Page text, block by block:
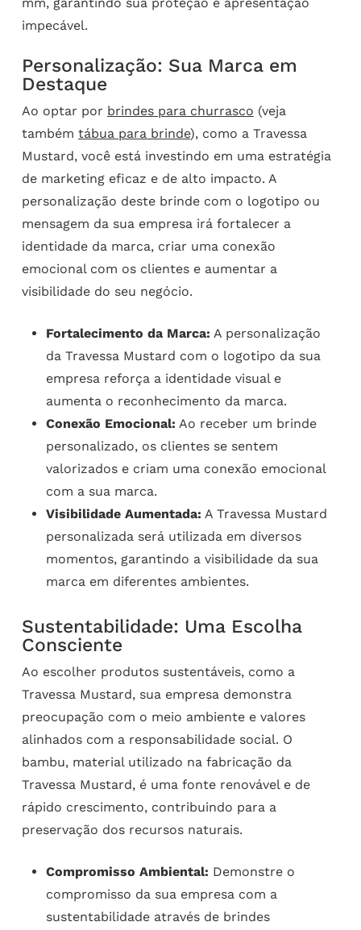
impecável.
Personalização: Sua Marca em
Destaque
Ao optar por brindes para churrasco (veja
também tábua para brinde), como a Travessa
Mustard, você está investindo em uma estratégia
de marketing eficaz e de alto impacto. A
personalização deste brinde com o logotipo ou
mensagem da sua empresa irá fortalecer a
identidade da marca, criar uma conexão
emocional com os clientes e aumentar a
visibilidade do seu negócio.
Fortalecimento da Marca: A personalização
da Travessa Mustard com o logotipo da sua
empresa reforça a identidade visual e
aumenta o reconhecimento da marca.
Conexão Emocional: Ao receber um brinde
personalizado, os clientes se sentem
valorizados e criam uma conexão emocional
com a sua marca.
Visibilidade Aumentada: A Travessa Mustard
personalizada será utilizada em diversos
momentos, garantindo a visibilidade da sua
marca em diferentes ambientes.
Sustentabilidade: Uma Escolha
Consciente
Ao escolher produtos sustentáveis, como a
Travessa Mustard, sua empresa demonstra
preocupação com o meio ambiente e valores
alinhados com a responsabilidade social. O
bambu, material utilizado na fabricação da
Travessa Mustard, é uma fonte renovável e de
rápido crescimento, contribuindo para a
preservação dos recursos naturais.
Compromisso Ambiental: Demonstre o
compromisso da sua empresa com a
sustentabilidade através de brindes